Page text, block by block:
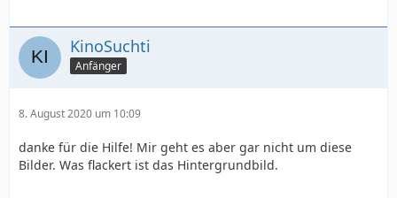
KinoSuchti
Anfänger
8. August 2020 um 10:09
danke für die Hilfe! Mir geht es aber gar nicht um diese
Bilder. Was flackert ist das Hintergrundbild.